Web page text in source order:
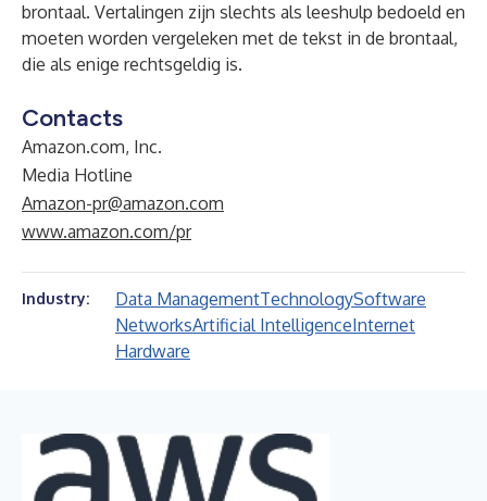
brontaal. Vertalingen zijn slechts als leeshulp bedoeld en
moeten worden vergeleken met de tekst in de brontaal,
die als enige rechtsgeldig is.
Contacts
Amazon.com, Inc.
Media Hotline
Amazon-pr@amazon.com
www.amazon.com/pr
Industry: Data ManagementTechnologySoftware
NetworksArtificial IntelligenceInternet
Hardware